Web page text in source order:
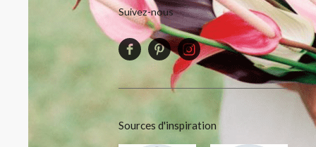
Suivez-nous
Sources d'inspiration